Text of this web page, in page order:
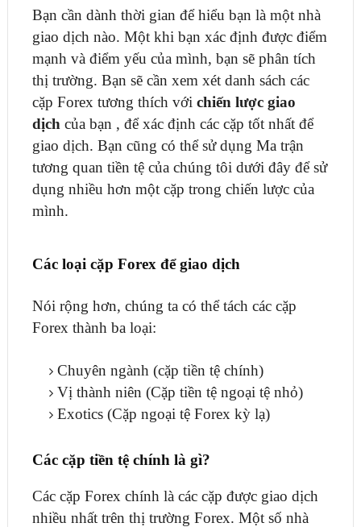
Bạn cần dành thời gian để hiểu bạn là một nhà
giao dịch nào. Một khi bạn xác định được điểm
mạnh và điểm yếu của mình, bạn sẽ phân tích
thị trường. Bạn sẽ cần xem xét danh sách các
cặp Forex tương thích với chiến lược giao
dịch của bạn , để xác định các cặp tốt nhất để
giao dịch. Bạn cũng có thể sử dụng Ma trận
tương quan tiền tệ của chúng tôi dưới đây để sử
dụng nhiều hơn một cặp trong chiến lược của
mình.
Các loại cặp Forex để giao dịch
Nói rộng hơn, chúng ta có thể tách các cặp
Forex thành ba loại:
Chuyên ngành (cặp tiền tệ chính)
Vị thành niên (Cặp tiền tệ ngoại tệ nhỏ)
Exotics (Cặp ngoại tệ Forex kỳ lạ)
Các cặp tiền tệ chính là gì?
Các cặp Forex chính là các cặp được giao dịch
nhiều nhất trên thị trường Forex. Một số nhà